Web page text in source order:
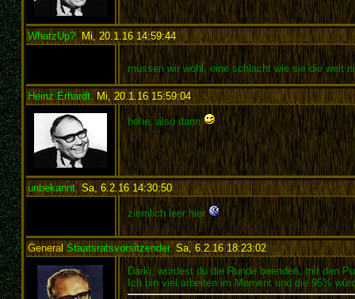
WhatzUp?, Mi, 20.1.16 14:59:44:
müssen wir wohl, eine schlacht wie sie die welt
Heinz Erhardt,Mi, 20.1.16 15:59:04:
hehe, also dann
unbekannt, Sa, 6.2.16 14:30:50:
ziemlich leer hier
GeneralStaatsratsvorsitzender, Sa, 6.2.16 18:23:02:
Darki, würdest du die Runde beenden, mit den
Ich bin viel arbeiten im Moment und die 95%